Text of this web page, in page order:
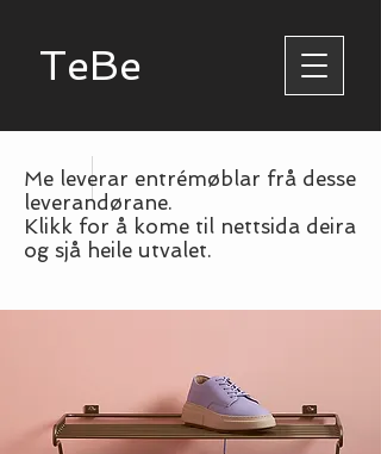
TeBe
Me leverar entrémøblar frå desse
leverandørane.
Klikk for å kome til nettsida deira
og sjå heile utvalet.